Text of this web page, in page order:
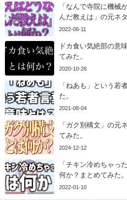
「なんで寺院に機械
んだ教えは」の元ネ
2022-06-11
ドカ食い気絶部の意
てみた。
2020-10-26
「ねあも」という若
た。
2021-08-04
「ガク別構文」の元
てみた。
2024-12-12
「チキン冷めちゃっ
何か？まとめてみた。
2022-01-10